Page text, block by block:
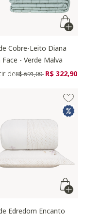
Cobre-Leito Diana
Face - Verde Malva
dePreço reduzido de
R$ 691,00 para
R$ 322,90
Edredom Encanto